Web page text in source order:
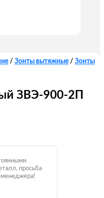
/ Зонты вытяжные / Зонты
ЗВЭ-900-2П
просьба
менеджера!